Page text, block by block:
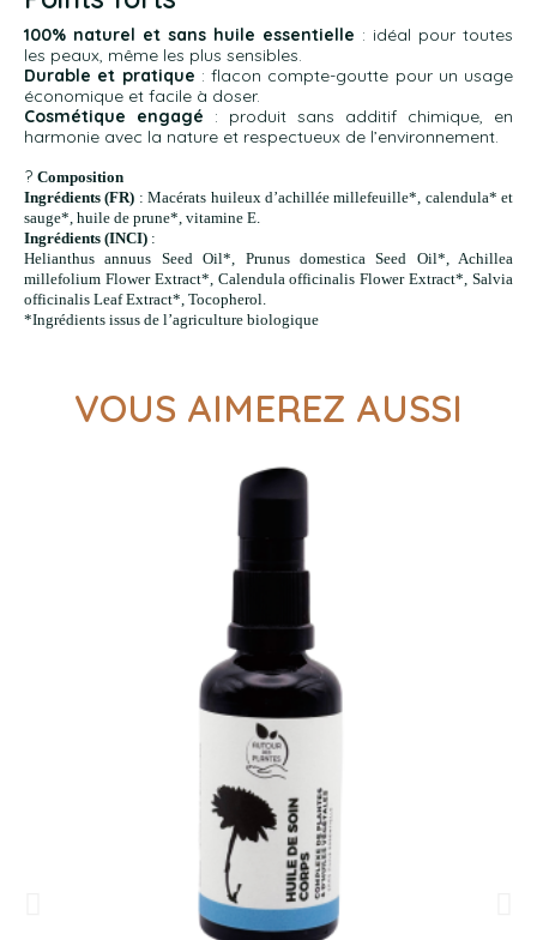
100% naturel et sans huile essentielle : idéal pour toutes
les peaux, même les plus sensibles.
Durable et pratique : flacon compte-goutte pour un usage
économique et facile à doser.
Cosmétique engagé : produit sans additif chimique, en
harmonie avec la nature et respectueux de l’environnement.
? Composition
Ingrédients (FR) : Macérats huileux d’achillée millefeuille*, calendula* et
sauge*, huile de prune*, vitamine E.
Ingrédients (INCI) :
Helianthus annuus Seed Oil*, Prunus domestica Seed Oil*, Achillea
millefolium Flower Extract*, Calendula officinalis Flower Extract*, Salvia
officinalis Leaf Extract*, Tocopherol.
*Ingrédients issus de l’agriculture biologique
VOUS AIMEREZ AUSSI